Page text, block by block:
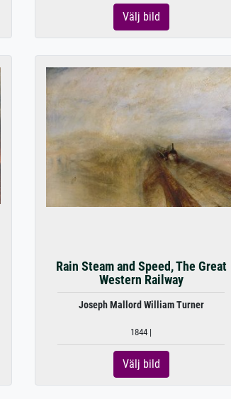
Välj bild
Rain Steam and Speed, The Great
Western Railway
Joseph Mallord William Turner
1844 |
Välj bild